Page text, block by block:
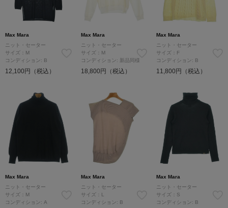
Max Mara
ニット・セーター
サイズ：M
コンディション: B
12,100円（税込）
Max Mara
ニット・セーター
サイズ：M
コンディション: 新品同様
18,800円（税込）
Max Mara
ニット・セーター
サイズ：F
コンディション: B
11,800円（税込）
Max Mara
ニット・セーター
サイズ：M
コンディション: A
Max Mara
ニット・セーター
サイズ：L
コンディション: B
Max Mara
ニット・セーター
サイズ：S
コンディション: B